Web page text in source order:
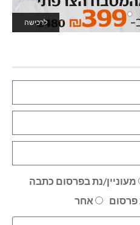
לרכישה
לאתר המשחקים
מעוניין/נת בפרסום כתבה
פרסום
אחר